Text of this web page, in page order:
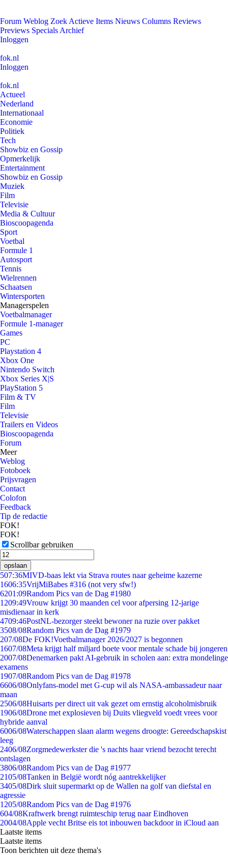
Forum Weblog Zoek Actieve Items Nieuws Columns Reviews
Previews Specials Archief
Inloggen
fok.nl
Inloggen
fok.nl
Actueel
Nederland
Internationaal
Economie
Politiek
Tech
Showbiz en Gossip
Opmerkelijk
Entertainment
Showbiz en Gossip
Muziek
Film
Televisie
Media & Cultuur
Bioscoopagenda
Sport
Voetbal
Formule 1
Autosport
Tennis
Wielrennen
Schaatsen
Wintersporten
Managerspelen
Voetbalmanager
Formule 1-manager
Games
PC
Playstation 4
Xbox One
Nintendo Switch
Xbox Series X|S
PlayStation 5
Film & TV
Film
Televisie
Trailers en Videos
Bioscoopagenda
Forum
Meer
Weblog
Fotoboek
Prijsvragen
Contact
Colofon
Feedback
Tip de redactie
FOK!
FOK!
Scrollbar gebruiken
opslaan
507:36MIVD-baas lekt via Strava routes naar geheime kazerne
1606:35VrijMiBabes #316 (not very sfw!)
6201:09Random Pics van de Dag #1980
1209:49Vrouw krijgt 30 maanden cel voor afpersing 12-jarige
misdienaar in kerk
4709:46PostNL-bezorger steekt bewoner na ruzie over pakket
3508/08Random Pics van de Dag #1979
207/08De FOK!Voetbalmanager 2026/2027 is begonnen
1607/08Meta krijgt half miljard boete voor mentale schade bij jongeren
2007/08Denemarken pakt AI-gebruik in scholen aan: extra mondelinge
examens
1907/08Random Pics van de Dag #1978
6606/08Onlyfans-model met G-cup wil als NASA-ambassadeur naar
maan
2506/08Huisarts per direct uit vak gezet om ernstig alcoholmisbruik
1906/08Drone met explosieven bij Duits vliegveld voedt vrees voor
hybride aanval
6006/08Waterschappen slaan alarm wegens droogte: Gereedschapskist
leeg
2406/08Zorgmedewerkster die 's nachts haar vriend bezocht terecht
ontslagen
3806/08Random Pics van de Dag #1977
2105/08Tanken in België wordt nóg aantrekkelijker
3405/08Dirk sluit supermarkt op de Wallen na golf van diefstal en
agressie
1205/08Random Pics van de Dag #1976
604/08Kraftwerk brengt ruimteschip terug naar Eindhoven
2004/08Apple vecht Britse eis tot inbouwen backdoor in iCloud aan
Laatste items
Laatste items
Toon berichten uit deze thema's